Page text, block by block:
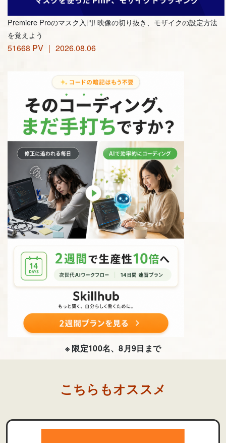
Premiere Proのマスク入門! 映像の切り抜き、モザイクの設定方法
を覚えよう
51668 PV ｜ 2026.08.06
※ 限定100名、8月9日まで
こちらもオススメ